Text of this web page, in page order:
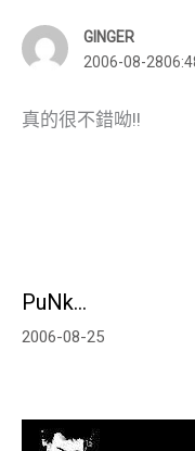
GINGER
2006-08-
真的很不錯呦!!
PuNk…
2006-08-25